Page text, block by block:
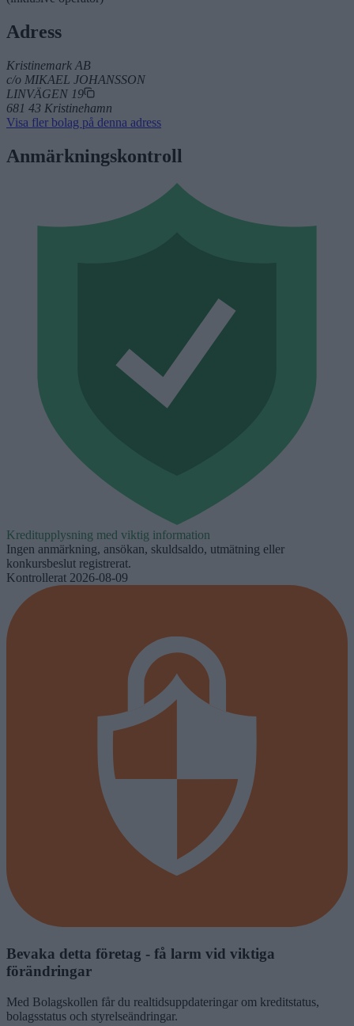
Adress
Kristinemark AB
c/o MIKAEL JOHANSSON
LINVÄGEN 19
681 43 Kristinehamn
Visa fler bolag på denna adress
Anmärkningskontroll
Kreditupplysning med viktig information
Ingen anmärkning, ansökan, skuldsaldo, utmätning eller
konkursbeslut registrerat.
Kontrollerat 2026-08-09
Bevaka detta företag - få larm vid viktiga
förändringar
Med Bolagskollen får du realtidsuppdateringar om kreditstatus,
bolagsstatus och styrelseändringar.